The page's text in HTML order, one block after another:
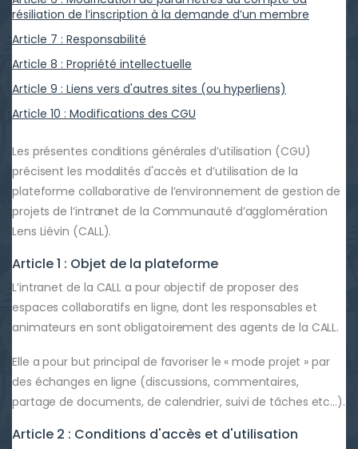
résiliation de l’inscription à la demande d’un membre
Article 7 : Responsabilité
Article 8 : Propriété intellectuelle
Article 9 : Liens vers d'autres sites (ou hyperliens)
Article 10 : Modifications des CGU
Les présentes conditions générales d’utilisation (CGU)
précisent les modalités d'accès et d’utilisation de la
plateforme collaborative de l’environnement de gestion de
projets de l’intranet de la Communauté d’agglomération
Lens Liévin (CALL).
Article 1 : Objet de la plateforme
L’intranet de la CALL a pour objectif de proposer des
espaces collaboratifs en ligne, dont les responsables et
animateurs en sont obligatoirement des agents de la CALL.
Elle a pour but principal de favoriser le « mode projet » par
des échanges en ligne (discussions, commentaires,
partage de documents, de calendrier, suivi de tâches etc…).
Article 2 : Conditions d'accès et d'utilisation